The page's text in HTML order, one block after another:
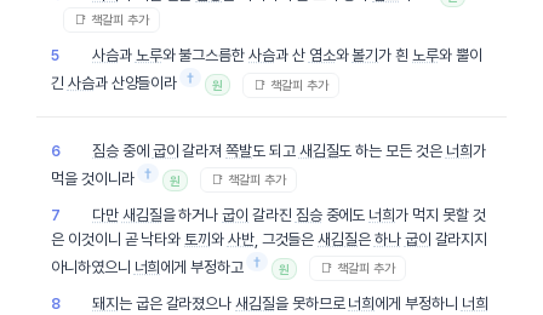
📑 책갈피 추가
5 사슴과 노루와 불그스름한사슴과 산 염소와볼기가 흰노루와 뿔이
긴 사슴과 산양들이라 † 원 📑 책갈피 추가
6 짐승중에 굽이 갈라져쪽발도 되고 새김질도 하는 모든 것은 너희가
먹을 것이니라 † 원 📑 책갈피 추가
7 다만 새김질을 하거나굽이 갈라진 짐승중에도 너희가 먹지 못할 것
은 이것이니 곧 낙타와 토끼 와 사반, 그것들은새김질은 하나 굽이 갈라지지
아니하였으니 너희 에게 부정하고 † 원 📑 책갈피 추가
8 돼지 는 굽은 갈라졌으나새김질을 못하므로 너희 에게 부정하니 너희